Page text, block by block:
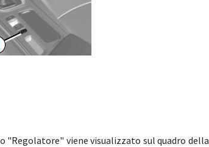
"Regolatore" viene visualizzato sul quadro della